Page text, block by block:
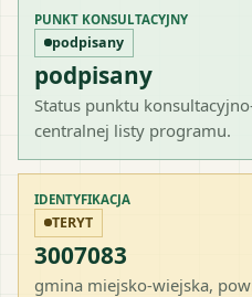
PUNKT KONSULTACYJNY
podpisany
podpisany
Status punktu
centralnej listy programu.
IDENTYFIKACJA
TERYT
3007083
gmina miejsko-wiejska,